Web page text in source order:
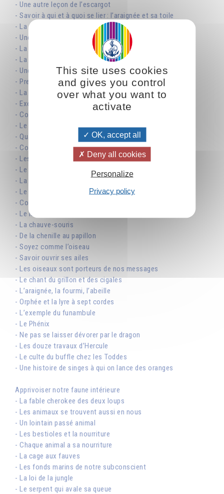
- Une autre leçon de l’escargot
- Savoir à qui et à quoi se lier : l’araignée et sa toile
- La mouche et l’araignée
- Une histoire pas seulement pour les enfants
- La nature possède des souricières
- La taupe, le poisson et l’oiseau
- Une anecdote éclairante
- Prendre exemple sur la persévérance du bœuf
- La personnalité est un cheval sauvage
- Exercer un contrôle sur son cheval
- Comment dompter un cheval au galop
- Le cavalier et son cheval
- Quand le chat n’est pas là
- Conscience de chat
- Les pouvoirs du chat
- Le serpent qui change de peau
- La puissance bénéfique du serpent
- Le serpent astral
- Comme la poule qui défend ses poussins
- Le loup menace notre bergerie
- La chauve-souris
- De la chenille au papillon
- Soyez comme l’oiseau
- Savoir ouvrir ses ailes
- Les oiseaux sont porteurs de nos messages
- Le chant du grillon et des cigales
- L’araignée, la fourmi, l’abeille
- Orphée et la lyre à sept cordes
- L’exemple du funambule
- Le Phénix
- Ne pas se laisser dévorer par le dragon
- Les douze travaux d’Hercule
- Le culte du buffle chez les Toddes
- Une histoire de singes à qui on lance des oranges
Apprivoiser notre faune intérieure
- La fable cherokee des deux loups
- Les animaux se trouvent aussi en nous
- Un lointain passé animal
- Les bestioles et la nourriture
- Chaque animal a sa nourriture
- La cage aux fauves
- Les fonds marins de notre subconscient
- La loi de la jungle
- Le serpent qui avale sa queue
This site uses cookies
and gives you control
over what you want to
activate
OK, accept all
Deny all cookies
Personalize
Privacy policy